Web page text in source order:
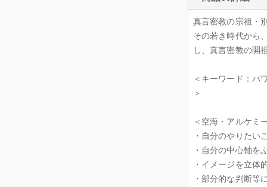
真言密教の宗祖・
その若き時代から
し、真言密教の開
＜キーワード：パ
＞
＜空海・アルケミ
・自分のやりたい
・自分の中心軸を
・イメージを立体
・部分的な判断等